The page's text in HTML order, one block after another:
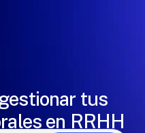
tus
en RRHH